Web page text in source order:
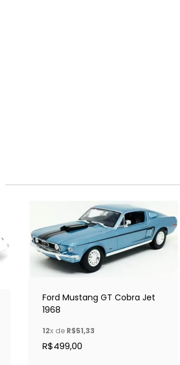
Ford Mustang GT Cobra Jet
1968
12x de R$51,33
R$499,00